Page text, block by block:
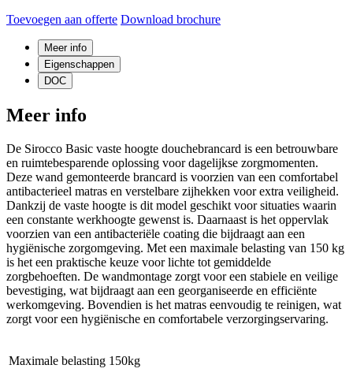
Toevoegen aan offerte Download brochure
Meer info
Eigenschappen
DOC
Meer info
De Sirocco Basic vaste hoogte douchebrancard is een betrouwbare
en ruimtebesparende oplossing voor dagelijkse zorgmomenten.
Deze wand gemonteerde brancard is voorzien van een comfortabel
antibacterieel matras en verstelbare zijhekken voor extra veiligheid.
Dankzij de vaste hoogte is dit model geschikt voor situaties waarin
een constante werkhoogte gewenst is. Daarnaast is het oppervlak
voorzien van een antibacteriële coating die bijdraagt aan een
hygiënische zorgomgeving. Met een maximale belasting van 150 kg
is het een praktische keuze voor lichte tot gemiddelde
zorgbehoeften. De wandmontage zorgt voor een stabiele en veilige
bevestiging, wat bijdraagt aan een georganiseerde en efficiënte
werkomgeving. Bovendien is het matras eenvoudig te reinigen, wat
zorgt voor een hygiënische en comfortabele verzorgingservaring.
Maximale belasting 150kg